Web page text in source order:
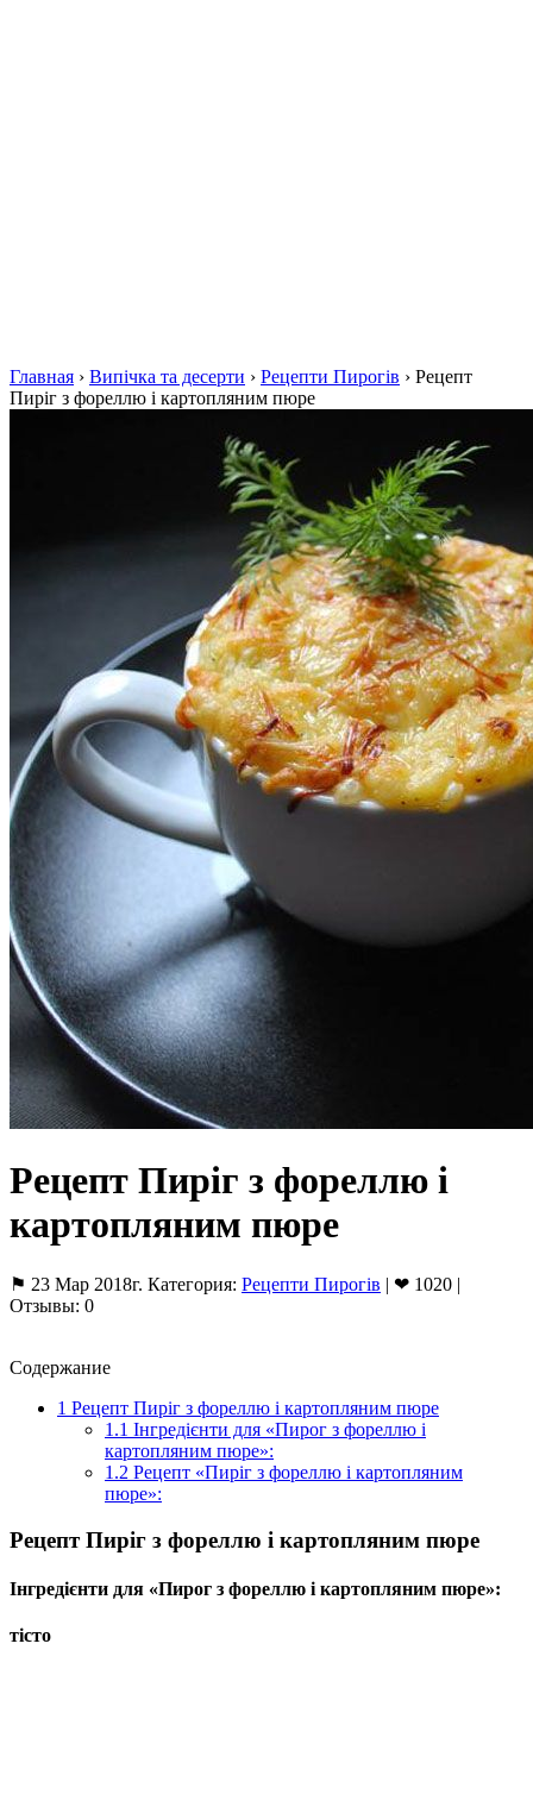
Главная › Випічка та десерти › Рецепти Пирогів › Рецепт
Пиріг з фореллю і картопляним пюре
Рецепт Пиріг з фореллю і
картопляним пюре
⚑ 23 Мар 2018г. Категория: Рецепти Пирогів | ❤ 1020 |
Отзывы: 0
Содержание
1 Рецепт Пиріг з фореллю і картопляним пюре
1.1 Інгредієнти для «Пирог з фореллю і
картопляним пюре»:
1.2 Рецепт «Пиріг з фореллю і картопляним
пюре»:
Рецепт Пиріг з фореллю і картопляним пюре
Інгредієнти для «Пирог з фореллю і картопляним пюре»:
тісто